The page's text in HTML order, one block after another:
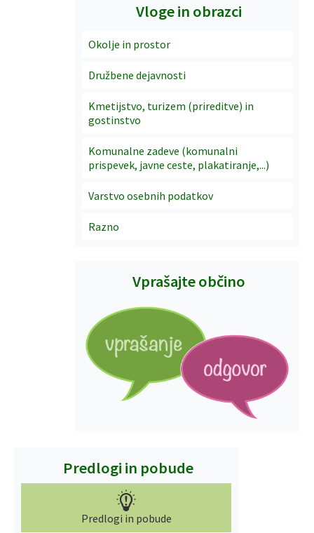
Vloge in obrazci
Okolje in prostor
Družbene dejavnosti
Kmetijstvo, turizem (prireditve) in
gostinstvo
Komunalne zadeve (komunalni
prispevek, javne ceste, plakatiranje,...)
Varstvo osebnih podatkov
Razno
Vprašajte občino
Predlogi in pobude
Predlogi in pobude